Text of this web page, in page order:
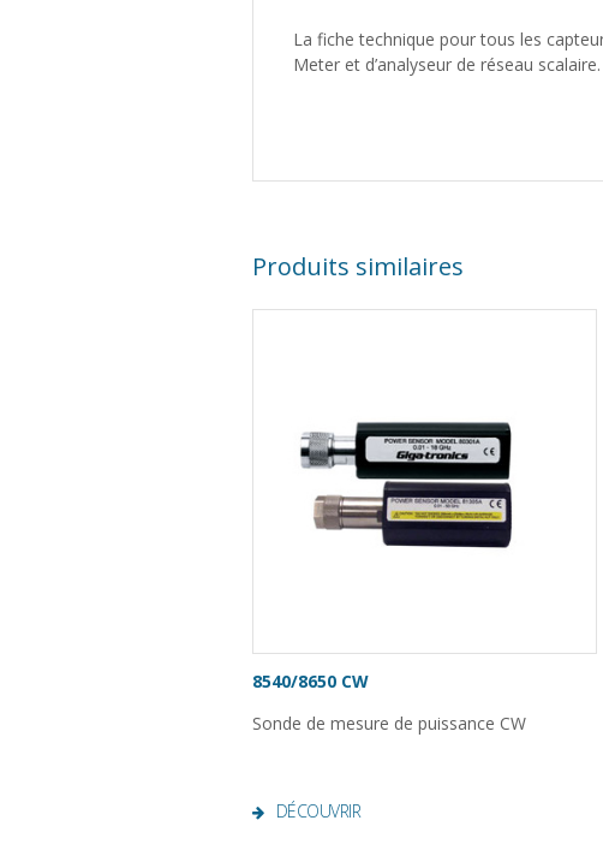
La fiche technique pour tous les
Meter et d’analyseur de réseau scalaire.
Produits similaires
8540/8650 CW
Sonde de mesure de puissance CW
DÉCOUVRIR